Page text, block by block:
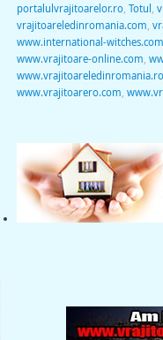
portalulvrajitoarelor.ro, Totul
vrajitoareledinromania.com
www.international-
www.vrajitoare-online.com
www.vrajitoareledinromania.ro
www.vrajitoarero.com